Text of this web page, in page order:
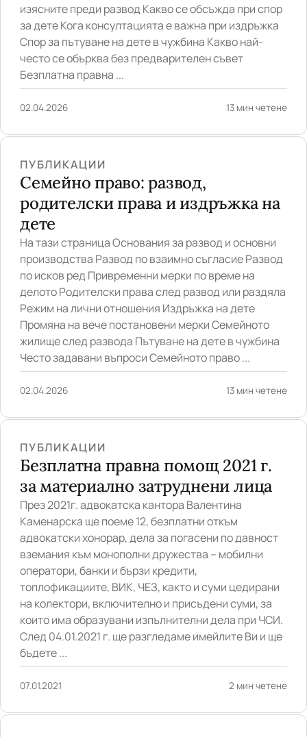
изясните преди развод Какво се обсъжда при спор
за дете Кога консултацията е важна при издръжка
Спор за пътуване на дете в чужбина Какво най-
често се обърква без предварителен съвет
Безплатна правна ...
02.04.2026 13 мин четене
ПУБЛИКАЦИИ
Семейно право: развод,
родителски права и издръжка на
дете
На тази страница Основания за развод и основни
производства Развод по взаимно съгласие Развод
по исков ред Привременни мерки по време на
делото Родителски права след развод или раздяла
Режим на лични отношения Издръжка на дете
Промяна на вече постановени мерки Семейното
жилище след развода Пътуване на дете в чужбина
Често задавани въпроси Семейното право ...
02.04.2026 13 мин четене
ПУБЛИКАЦИИ
Безплатна правна помощ 2021 г.
за материално затруднени лица
През 2021г. адвокатска кантора Валентина
Каменарска ще поеме 12, безплатни откъм
адвокатски хонорар, дела за погасени по давност
вземания към монополни дружества – мобилни
оператори, банки и бързи кредити,
топлофикациите, ВИК, ЧЕЗ, както и суми цедирани
на колектори, включително и присъдени суми, за
които има образувани изпълнителни дела при ЧСИ.
След 04.01.2021 г. ще разгледаме имейлите Ви и ще
бъдете ...
07.01.2021 2 мин четене